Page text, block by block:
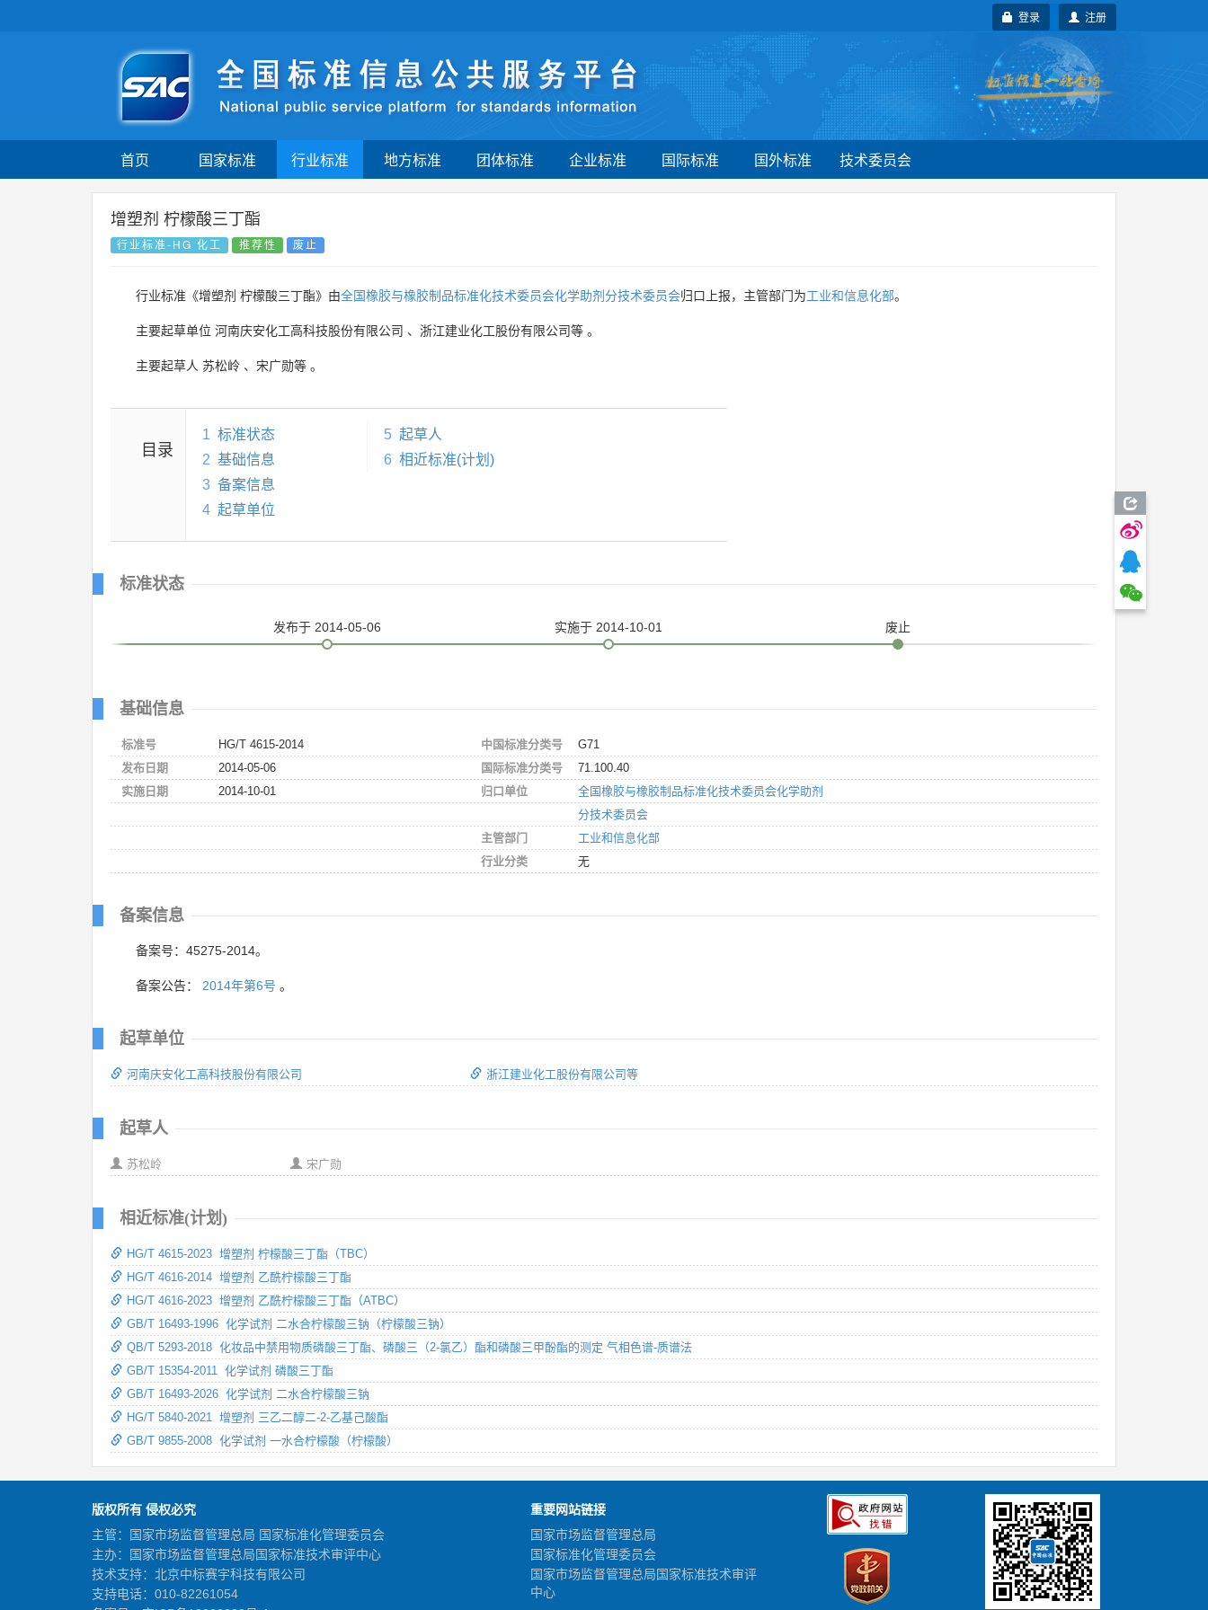
注册
登录
首页 国家标准 行业标准 地方标准 团体标准 企业标准 国际标准 国外标准 技术委员会
增塑剂 柠檬酸三丁酯
行业标准-HG 化工 推荐性 废止
行业标准《增塑剂 柠檬酸三丁酯》由全国橡胶与橡胶制品标准化技术委员会化学助剂分技术委员会归口上报，主管部门为工业和信息化部。
主要起草单位 河南庆安化工高科技股份有限公司 、 浙江建业化工股份有限公司等 。
主要起草人 苏松岭 、 宋广勋等 。
目录
1 标准状态
2 基础信息
3 备案信息
4 起草单位
5 起草人
6 相近标准(计划)
标准状态
发布于 2014-05-06 实施于 2014-10-01 废止
基础信息
标准号
HG/T 4615-2014
发布日期
2014-05-06
实施日期
2014-10-01
中国标准分类号
G71
国际标准分类号
71.100.40
归口单位
全国橡胶与橡胶制品标准化技术委员会化学助剂
分技术委员会
主管部门
工业和信息化部
行业分类
无
备案信息
备案号：45275-2014。
备案公告： 2014年第6号 。
起草单位
河南庆安化工高科技股份有限公司 浙江建业化工股份有限公司等
起草人
苏松岭 宋广勋
相近标准(计划)
HG/T 4615-2023 增塑剂 柠檬酸三丁酯（TBC）
HG/T 4616-2014 增塑剂 乙酰柠檬酸三丁酯
HG/T 4616-2023 增塑剂 乙酰柠檬酸三丁酯（ATBC）
GB/T 16493-1996 化学试剂 二水合柠檬酸三钠（柠檬酸三钠）
QB/T 5293-2018 化妆品中禁用物质磷酸三丁酯、磷酸三（2-氯乙）酯和磷酸三甲酚酯的测定 气相色谱-质谱法
GB/T 15354-2011 化学试剂 磷酸三丁酯
GB/T 16493-2026 化学试剂 二水合柠檬酸三钠
HG/T 5840-2021 增塑剂 三乙二醇二-2-乙基己酸酯
GB/T 9855-2008 化学试剂 一水合柠檬酸（柠檬酸）
版权所有 侵权必究
主管：国家市场监督管理总局 国家标准化管理委员会
主办：国家市场监督管理总局国家标准技术审评中心
技术支持：北京中标赛宇科技有限公司
支持电话：010-82261054
重要网站链接
国家市场监督管理总局
国家标准化管理委员会
国家市场监督管理总局国家标准技术审评
中心